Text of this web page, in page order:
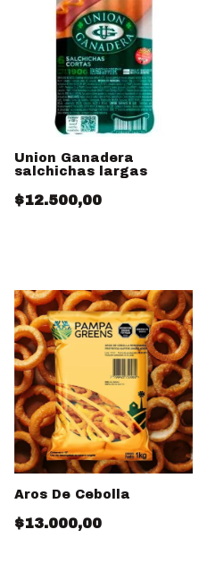
Union Ganadera
salchichas largas
$12.500,00
Aros De Cebolla
$13.000,00